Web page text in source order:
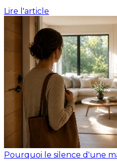
Lire l'article
Pourquoi le silence d'une